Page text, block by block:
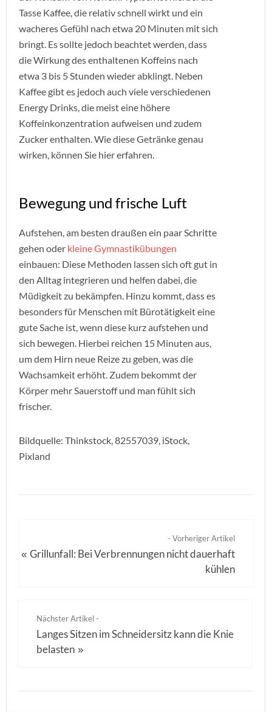
Tasse Kaffee, die relativ schnell wirkt und ein
wacheres Gefühl nach etwa 20 Minuten mit sich
bringt. Es sollte jedoch beachtet werden, dass
die Wirkung des enthaltenen Koffeins nach
etwa 3 bis 5 Stunden wieder abklingt. Neben
Kaffee gibt es jedoch auch viele verschiedenen
Energy Drinks, die meist eine höhere
Koffeinkonzentration aufweisen und zudem
Zucker enthalten. Wie diese Getränke genau
wirken, können Sie hier erfahren.
Bewegung und frische Luft
Aufstehen, am besten draußen ein paar Schritte
gehen oder kleine Gymnastikübungen
einbauen: Diese Methoden lassen sich oft gut in
den Alltag integrieren und helfen dabei, die
Müdigkeit zu bekämpfen. Hinzu kommt, dass es
besonders für Menschen mit Bürotätigkeit eine
gute Sache ist, wenn diese kurz aufstehen und
sich bewegen. Hierbei reichen 15 Minuten aus,
um dem Hirn neue Reize zu geben, was die
Wachsamkeit erhöht. Zudem bekommt der
Körper mehr Sauerstoff und man fühlt sich
frischer.
Bildquelle: Thinkstock, 82557039, iStock,
Pixland
- Vorheriger Artikel
«Grillunfall: Bei Verbrennungen nicht dauerhaft
kühlen
Nächster Artikel -
Langes Sitzen im Schneidersitz kann die Knie
belasten »